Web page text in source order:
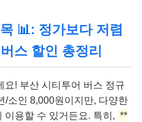
📊: 정가보다 저렴
스 할인 총정리
요! 부산 시티투어 버스 정규
/소인 8,000원이지만, 다양한
이용할 수 있거든요. 특히, **